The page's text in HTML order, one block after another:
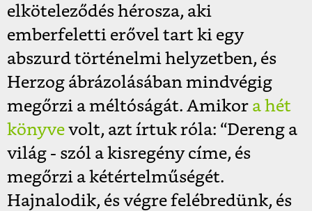
elköteleződés hérosza, aki
emberfeletti erővel tart ki egy
abszurd történelmi helyzetben, és
Herzog ábrázolásában mindvégig
megőrzi a méltóságát. Amikor a hét
könyve volt, azt írtuk róla: “Dereng a
világ - szól a kisregény címe, és
megőrzi a kétértelműségét.
Hajnalodik, és végre felébredünk, és